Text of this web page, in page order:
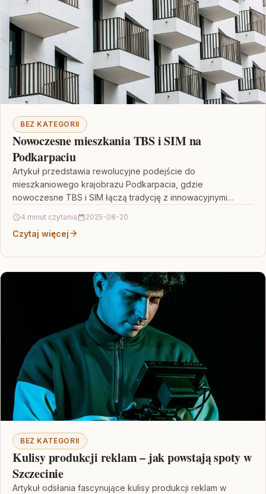
BEZ KATEGORII
Nowoczesne mieszkania TBS i SIM na
Podkarpaciu
Artykuł przedstawia rewolucyjne podejście do
mieszkaniowego krajobrazu Podkarpacia, gdzie
nowoczesne TBS i SIM łączą tradycję z innowacyjnymi
wyróżniają się inteligentnym…
4 minut czytania 2025-08-20
Czytaj więcej
BEZ KATEGORII
Kulisy produkcji reklam – jak powstają spoty w
Szczecinie
Artykuł odsłania fascynujące kulisy produkcji reklam w